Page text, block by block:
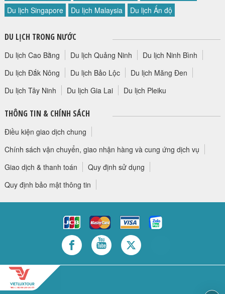
Du lịch Singapore
Du lịch Malaysia Du lịch Ấn độ
DU LỊCH TRONG NƯỚC
Du lịch Cao Bằng Du lịch Quảng Ninh
Du lịch Ninh Bình
Du lịch Đắk Nông
Du lịch Bảo Lộc
Du lịch Măng Đen
Du lịch Tây Ninh
Du lịch Gia Lai Du lịch Pleiku
THÔNG TIN & CHÍNH SÁCH
Điều kiện giao dịch chung
Chính sách vận chuyển, giao nhận hàng và cung ứng dịch vụ
Giao dịch & thanh toán
Quy định sử dụng
Quy định bảo mật thông tin